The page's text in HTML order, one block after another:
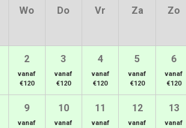
Wo Do Vr Za Zo
2
vanaf
€120
3
vanaf
€120
4
vanaf
€120
5
vanaf
€120
6
vanaf
€120
9
vanaf
10
vanaf
11
vanaf
12
vanaf
13
vanaf